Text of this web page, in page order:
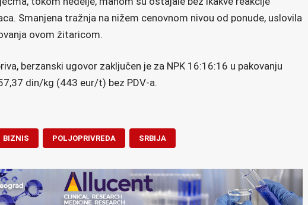
Smanjena tražnja na nižem cenovnom nivou od ponude, uslovila
ovom žitaricom.
berzanski ugovor zaključen je za NPK 16:16:16 u pakovanju
din/kg (443 eur/t) bez PDV-a.
BIZNIS POLJOPRIVREDA SRBIJA